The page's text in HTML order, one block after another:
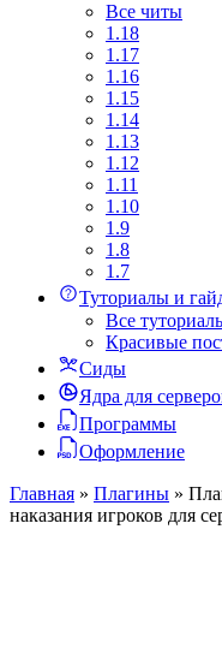
Все читы
1.18
1.17
1.16
1.15
1.14
1.13
1.12
1.11
1.10
1.9
1.8
1.7
Туториалы и
Все
Красивые
Сиды
Ядра для
Программы
Оформление
Главная » Плагины »
наказания игроков для